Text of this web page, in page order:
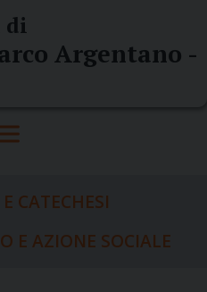
di
Argentano -
CATECHESI
E AZIONE SOCIALE